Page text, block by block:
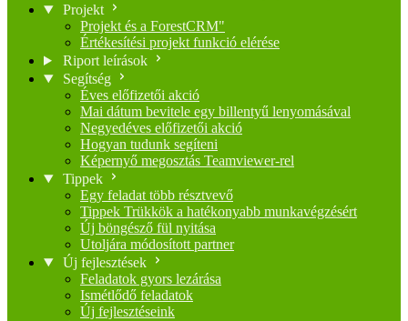
Projekt
Projekt és a ForestCRM"
Értékesítési projekt funkció elérése
Riport leírások
Segítség
Éves előfizetői akció
Mai dátum bevitele egy billentyű lenyomásával
Negyedéves előfizetői akció
Hogyan tudunk segíteni
Képernyő megosztás Teamviewer-rel
Tippek
Egy feladat több résztvevő
Tippek Trükkök a hatékonyabb munkavégzésért
Új böngésző fül nyitása
Utoljára módosított partner
Új fejlesztések
Feladatok gyors lezárása
Ismétlődő feladatok
Új fejlesztéseink